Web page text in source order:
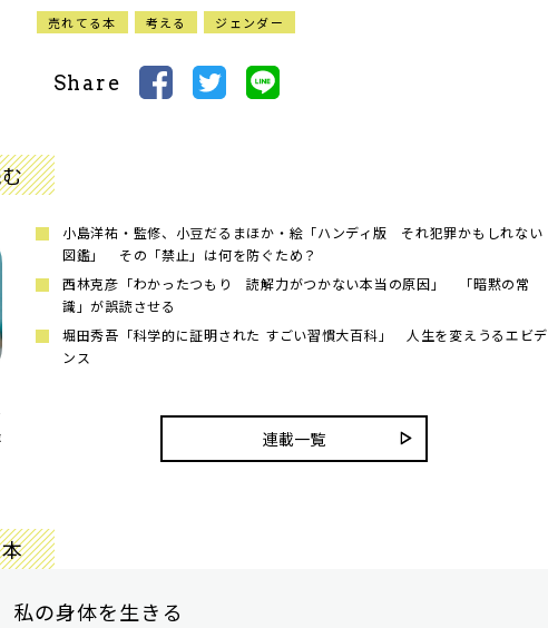
売れてる本 考える ジェンダー
Share
小島洋祐・監修、小豆だるまほか・絵「ハンディ版 それ犯罪かもしれない
図鑑」 その「禁止」は何を防ぐため？
西林克彦「わかったつもり 読解力がつかない本当の原因」 「暗黙の常
識」が誤読させる
堀田秀吾「科学的に証明された すごい習慣大百科」 人生を変えうるエビデ
ンス
連載一覧
私の身体を生きる